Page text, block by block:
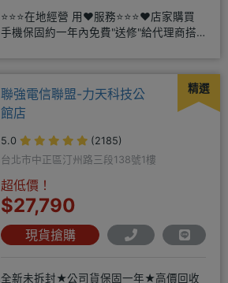
⭐⭐⭐在地經營 用❤️服務⭐⭐⭐❤️店家購買
手機保固約一年內免費"送修"給代理商搭
精選
聯強電信聯盟-力天科技公
館店
5.0
(2185)
台北市中正區汀州路三段138號1樓
超低價！
$27,790
現貨搶購
全新未拆封★公司貨保固一年★高價回收